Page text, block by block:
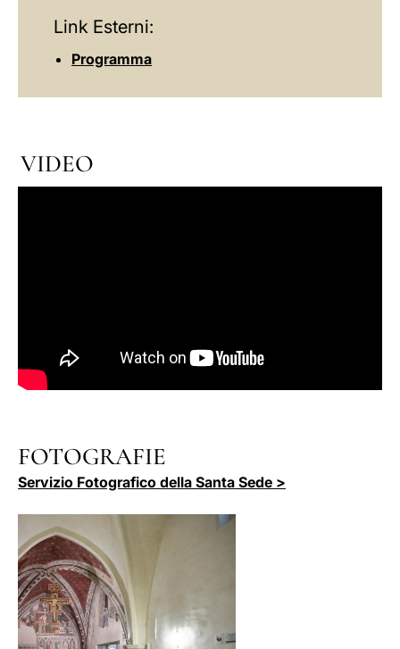
Link Esterni:
Programma
VIDEO
FOTOGRAFIE
Servizio Fotografico della Santa Sede >